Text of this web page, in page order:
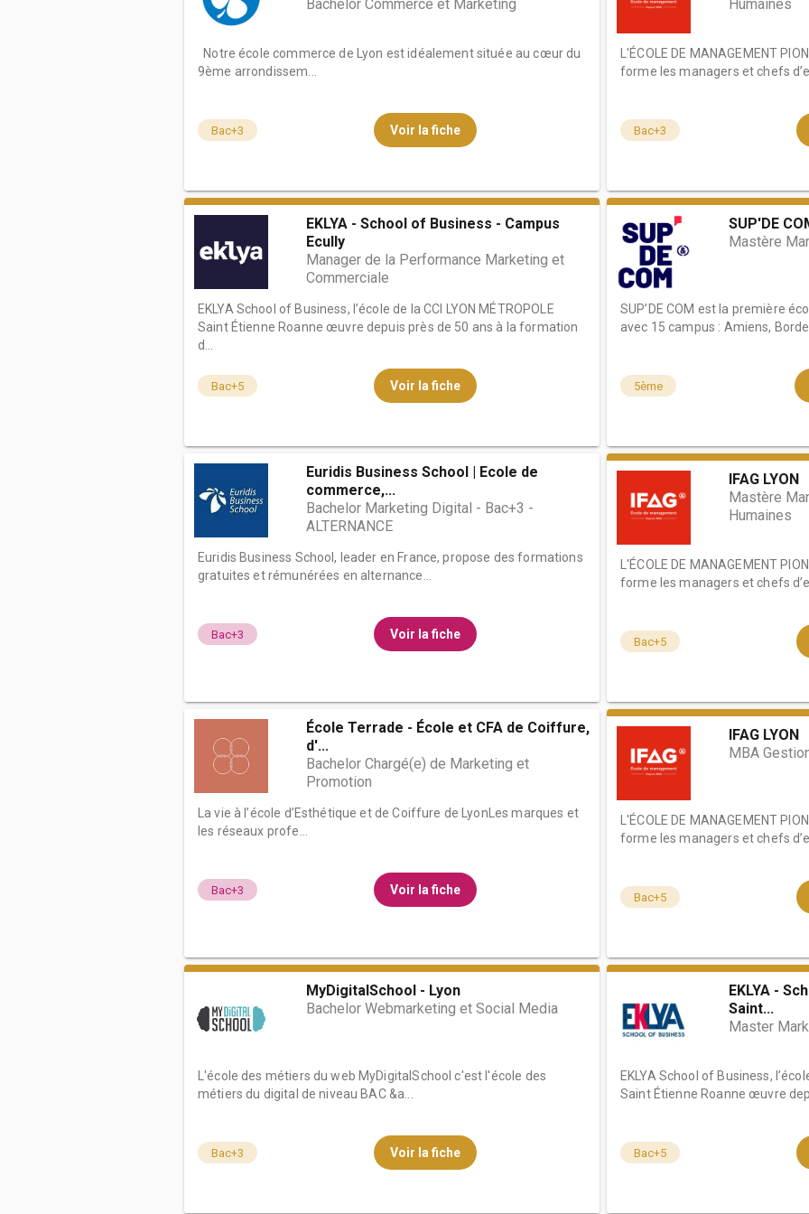
Bachelor Commerce et Marketing
Notre école commerce de Lyon est idéalement située au cœur du
9ème arrondissem...
Bac+3 Voir la fiche
Humaines
L'ÉCOLE DE MANAGEMENT
forme les managers et chefs
Bac+3
EKLYA - School of Business - Campus
Ecully
Manager de la Performance Marketing et
Commerciale
EKLYA School of Business, l’école de la CCI LYON MÉTROPOLE
Saint Étienne Roanne œuvre depuis près de 50 ans à la formation
d...
Bac+5 Voir la fiche
SUP'DE
Mastère
SUP’DE COM est la première
avec 15 campus : Amiens,
5ème
Euridis Business School | Ecole de
commerce,...
Bachelor Marketing Digital - Bac+3 -
ALTERNANCE
Euridis Business School, leader en France, propose des formations
gratuites et rémunérées en alternance...
Bac+3 Voir la fiche
IFAG LYON
Mastère
Humaines
L'ÉCOLE DE MANAGEMENT
forme les managers et chefs
Bac+5
École Terrade - École et CFA de Coiffure,
d'...
Bachelor Chargé(e) de Marketing et
Promotion
La vie à l’école d’Esthétique et de Coiffure de LyonLes marques et
les réseaux profe...
Bac+3 Voir la fiche
IFAG LYON
MBA
L'ÉCOLE DE MANAGEMENT
forme les managers et chefs
Bac+5
MyDigitalSchool - Lyon
Bachelor Webmarketing et Social Media
L'école des métiers du web MyDigitalSchool c'est l'école des
métiers du digital de niveau BAC &a...
Bac+3 Voir la fiche
EKLYA -
Saint...
Master
EKLYA School of Business,
Saint Étienne Roanne œuvre
Bac+5